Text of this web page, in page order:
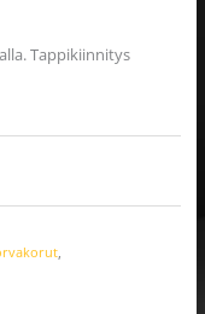
Tappikiinnitys
,